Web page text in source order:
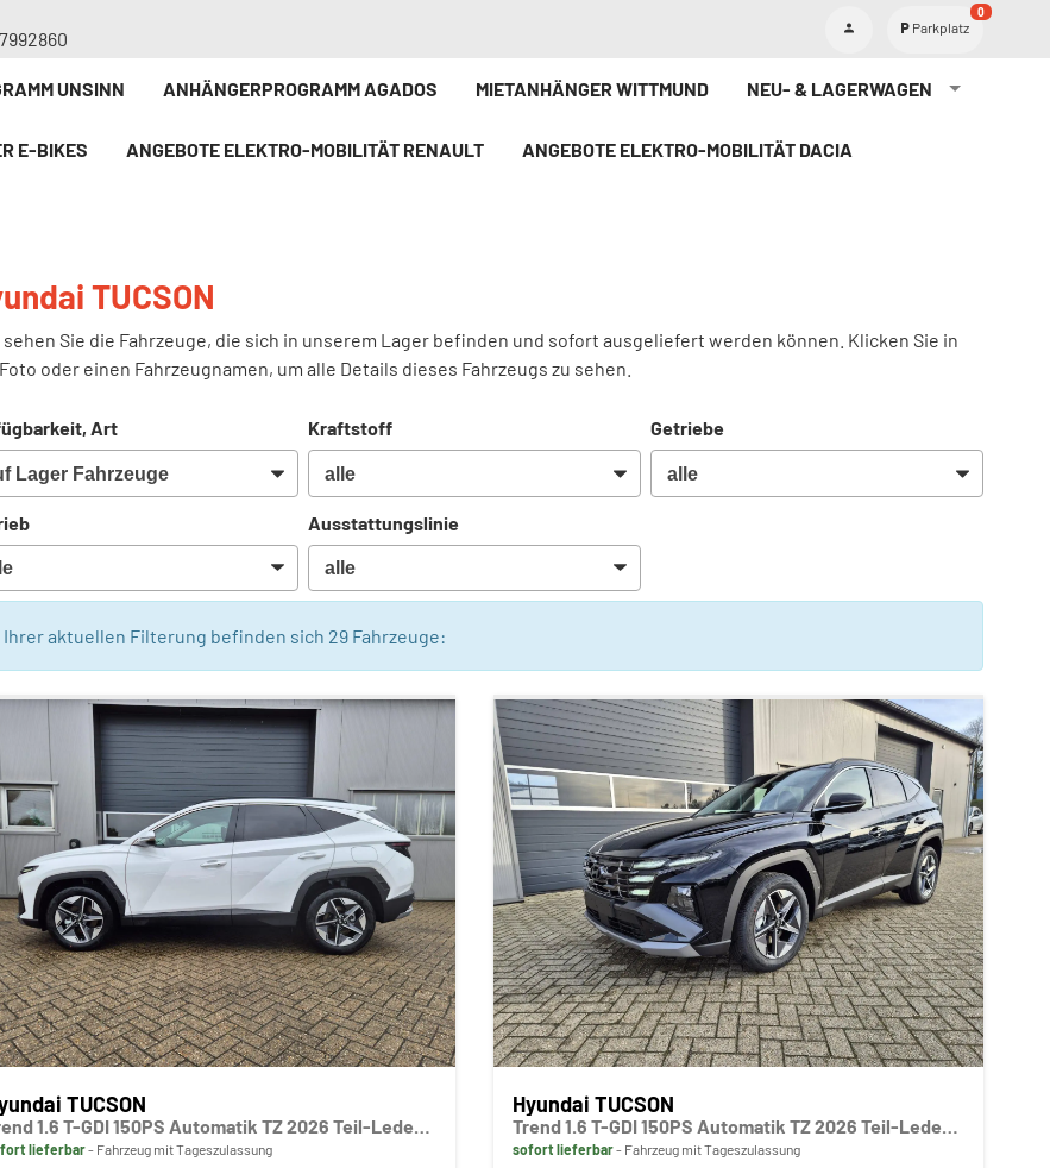
Parkplatz
0
UNSINN ANHÄNGERPROGRAMM AGADOS MIETANHÄNGER WITTMUND NEU- & LAGERWAGEN
E-BIKE`S ANGEBOTE ELEKTRO-MOBILITÄT RENAULT ANGEBOTE ELEKTRO-MOBILITÄT DACIA
TUCSON
sehen Sie die Fahrzeuge, die sich in unserem Lager befinden und sofort ausgeliefert werden können. Klicken Sie in
oder einen Fahrzeugnamen, um alle Details dieses Fahrzeugs zu sehen.
Art Kraftstoff Getriebe
Ausstattungslinie
Ihrer aktuellen Filterung befinden sich 29Fahrzeuge:
TUCSON
Trend 1.6 T-GDI 150PS Automatik TZ 2026 Teil-Leder Sitzheizung v+h Lenkradheizung Klimaautomatik Navi Touchscreen DAB+ Apple CarPlay + Android Auto PDC Rückf.-Kamera Matrix-LED-Scheinw.
lieferbar Fahrzeug mit Tageszulassung
Hyundai TUCSON
Trend 1.6 T-GDI 150PS Automatik TZ 2026 Teil-Leder Sitzheizung v+h Lenkradheizung Klimaautomatik Navi Touchscreen DAB+ Apple CarPlay + Android Auto PDC Rückf.-Kamera Matrix-LED-Scheinw.
sofort lieferbar Fahrzeug mit Tageszulassung